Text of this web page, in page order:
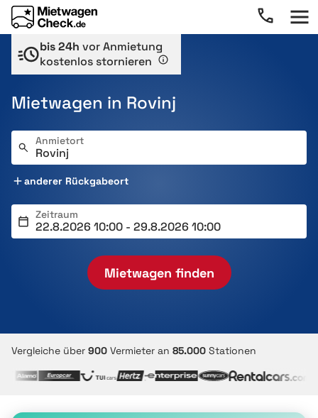
bis 24h vor Anmietung
kostenlos stornieren
Mietwagen in Rovinj
Anmietort
anderer Rückgabeort
Zeitraum
Mietwagen finden
Vergleiche über 900 Vermieter an 85.000 Stationen